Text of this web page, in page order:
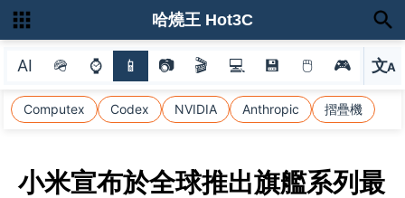
AI 🪖 ⌚ 📱 📷 🎬 💻 💾 🖱 🎮 文A
選
Computex Codex NVIDIA Anthropic 摺疊機
哈燒王 Hot3C
小米宣布於全球推出旗艦系列最